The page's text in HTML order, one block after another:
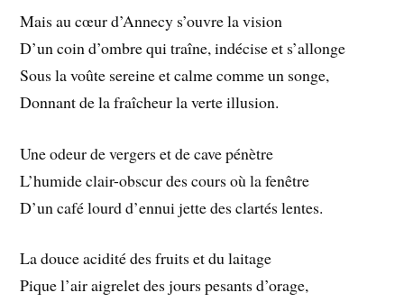
Mais au cœur d’Annecy s’ouvre la vision
D’un coin d’ombre qui traîne, indécise et s’allonge
Sous la voûte sereine et calme comme un songe,
Donnant de la fraîcheur la verte illusion.
Une odeur de vergers et de cave pénètre
L’humide clair-obscur des cours où la fenêtre
D’un café lourd d’ennui jette des clartés lentes.
La douce acidité des fruits et du laitage
Pique l’air aigrelet des jours pesants d’orage,